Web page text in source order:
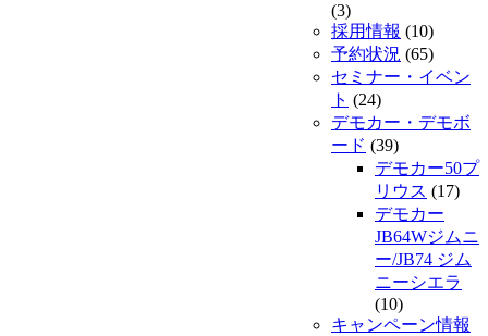
(3)
採用情報 (10)
予約状況 (65)
セミナー・イベン
ト (24)
デモカー・デモボ
ード (39)
デモカー50プ
リウス (17)
デモカー
JB64Wジムニ
ー/JB74 ジム
ニーシエラ
(10)
キャンペーン情報